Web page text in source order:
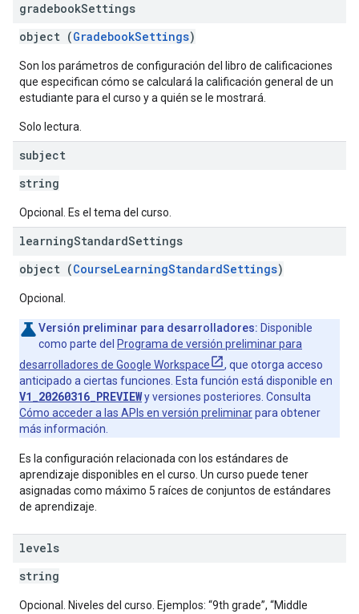
gradebookSettings
object (GradebookSettings)
Son los parámetros de configuración del libro de calificaciones
que especifican cómo se calculará la calificación general de un
estudiante para el curso y a quién se le mostrará.
Solo lectura.
subject
string
Opcional. Es el tema del curso.
learningStandardSettings
object (CourseLearningStandardSettings)
Opcional.
Versión preliminar para desarrolladores: Disponible
como parte del Programa de versión preliminar para
desarrolladores de Google Workspace
, que otorga acceso
anticipado a ciertas funciones. Esta función está disponible en
V1_20260316_PREVIEWy versiones posteriores. Consulta
Cómo acceder a las APIs en versión preliminarpara obtener
más información.
Es la configuración relacionada con los estándares de
aprendizaje disponibles en el curso. Un curso puede tener
asignadas como máximo 5 raíces de conjuntos de estándares
de aprendizaje.
levels
string
Opcional. Niveles del curso. Ejemplos: “9th grade”, “Middle